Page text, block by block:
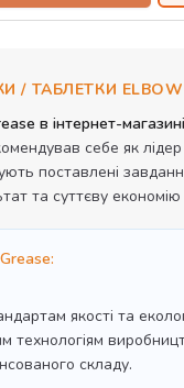
ТАБЛЕТКИ ELBOW
в інтернет-
себе як
поставлені
та суттєву
якості та
складу.